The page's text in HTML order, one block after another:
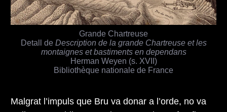
Malgrat l’impuls que Bru va donar a l’orde, no va
Grande Chartreuse
Detall de Description de la grande Chartreuse et les
montaignes et bastiments en dependans
Herman Weyen (s. XVII)
Bibliothèque nationale de France